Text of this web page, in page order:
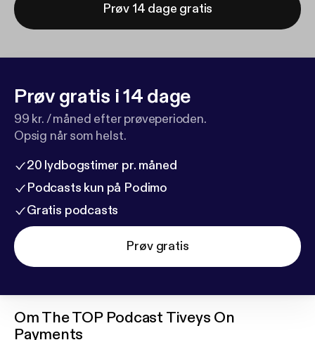
Prøv 14 dage gratis
Prøv gratis i 14 dage
99 kr. / måned efter prøveperioden.
Opsig når som helst.
20 lydbogstimer pr. måned
Podcasts kun på Podimo
Gratis podcasts
Prøv gratis
OmThe TOP Podcast Tiveys On
Payments